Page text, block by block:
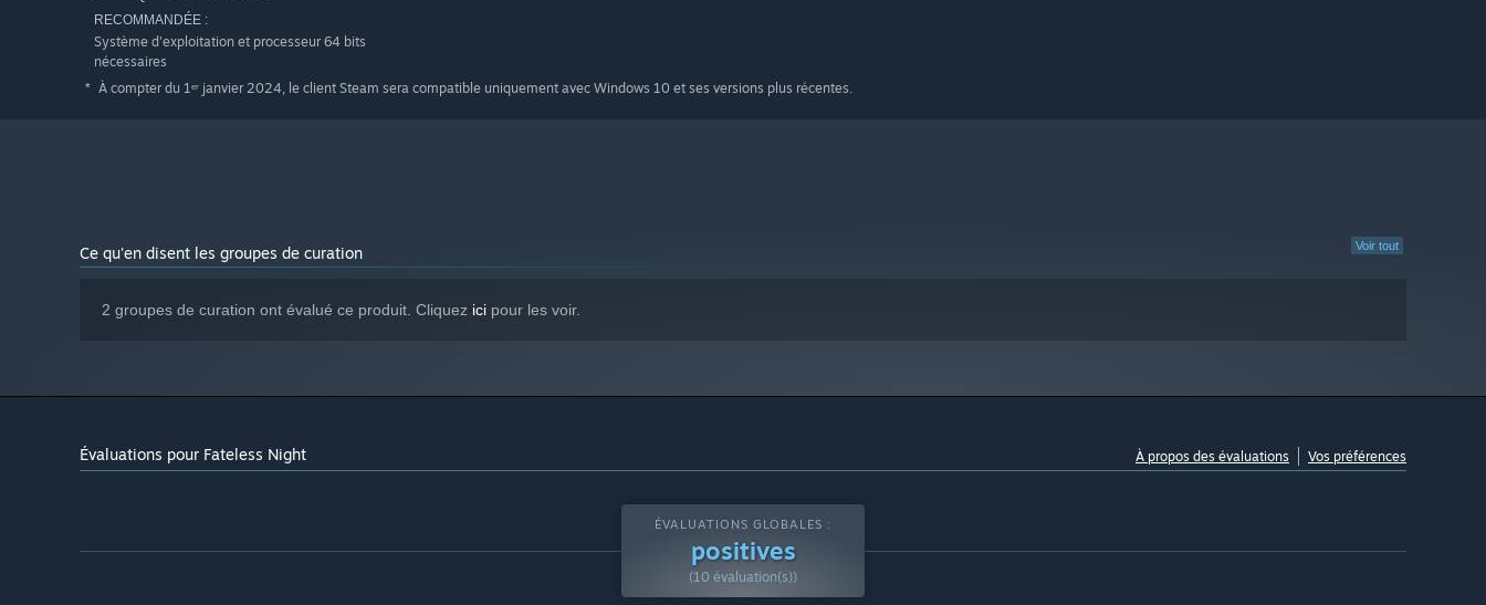
RECOMMANDÉE :
Système d'exploitation et processeur 64 bits
nécessaires
* À compter du 1ᵉʳ janvier 2024, le client Steam sera compatible uniquement avec Windows 10 et ses versions plus récentes.
Voir tout
Ce qu'en disent les groupes de curation
2 groupes de curation ont évalué ce produit. Cliquez ici pour les voir.
Évaluations pour Fateless Night À propos des évaluations Vos préférences
ÉVALUATIONS GLOBALES :
positives
(10 évaluation(s))